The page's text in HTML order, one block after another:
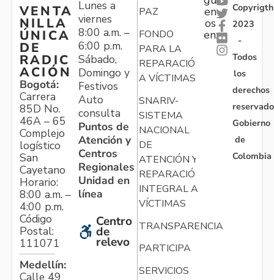
VENTA
NILLA
ÚNICA
DE
RADIC
ACIÓN
Bogotá:
Carrera
85D No.
46A – 65
Complejo
logístico
San
Cayetano
Horario:
8:00 a.m. –
4:00 p.m.
Código
Postal:
111071
Medellín:
Calle 49
Lunes a
viernes
8:00 a.m. –
6:00 p.m.
Sábado,
Domingo y
Festivos
Auto
consulta
Puntos de
Atención y
Centros
Regionales
Unidad en
línea
Centro
de
relevo
PAZ
FONDO
PARA LA
REPARACIÓN
A VÍCTIMAS
SNARIV-
SISTEMA
NACIONAL
DE
ATENCIÓN Y
REPARACIÓN
INTEGRAL A
VÍCTIMAS
TRANSPARENCIA
PARTICIPA
SERVICIOS
en
os
en:
Copyrigth
2023
-
Todos
los
derechos
Gobierno
de
Colombia